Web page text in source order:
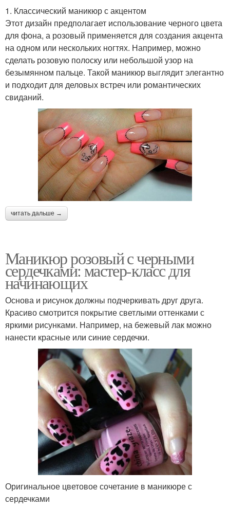
1. Классический маникюр с акцентом
Этот дизайн предполагает использование черного цвета
для фона, а розовый применяется для создания акцента
на одном или нескольких ногтях. Например, можно
сделать розовую полоску или небольшой узор на
безымянном пальце. Такой маникюр выглядит элегантно
и подходит для деловых встреч или романтических
свиданий.
читать дальше →
Маникюр розовый с черными
сердечками: мастер-класс для
начинающих
Основа и рисунок должны подчеркивать друг друга.
Красиво смотрится покрытие светлыми оттенками с
яркими рисунками. Например, на бежевый лак можно
нанести красные или синие сердечки.
Оригинальное цветовое сочетание в маникюре с
сердечками